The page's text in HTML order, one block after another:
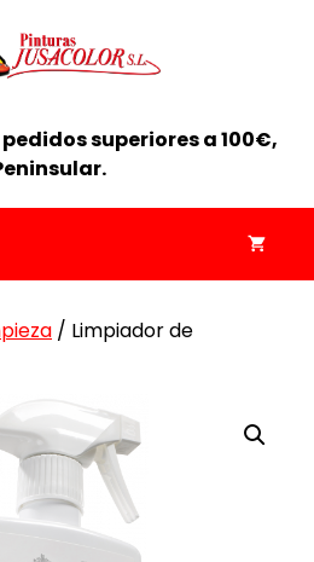
pedidos superiores a 100€,
/ Limpiador de